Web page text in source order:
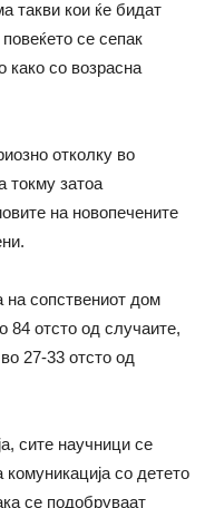
такви кои ќе бидат
се сепак
како со возрасна
отколку во
токму затоа
на новопечените
на сопствениот дом
84 отсто од случаите,
27-33 отсто од
сите научници се
со детето
се подобруваат